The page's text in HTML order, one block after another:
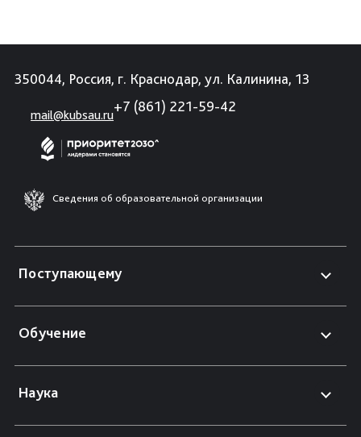
350044, Россия, г. Краснодар, ул. Калинина, 13
mail@kubsau.ru
+7 (861) 221-59-42
Сведения об образовательной организации
Поступающему
Обучение
Наука